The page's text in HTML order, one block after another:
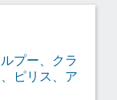
プー、クラ
ピリス、ア